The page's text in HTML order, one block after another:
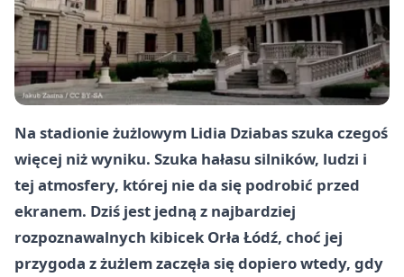
Na stadionie żużlowym Lidia Dziabas szuka czegoś
więcej niż wyniku. Szuka hałasu silników, ludzi i
tej atmosfery, której nie da się podrobić przed
ekranem. Dziś jest jedną z najbardziej
rozpoznawalnych kibicek Orła Łódź, choć jej
przygoda z żużlem zaczęła się dopiero wtedy, gdy